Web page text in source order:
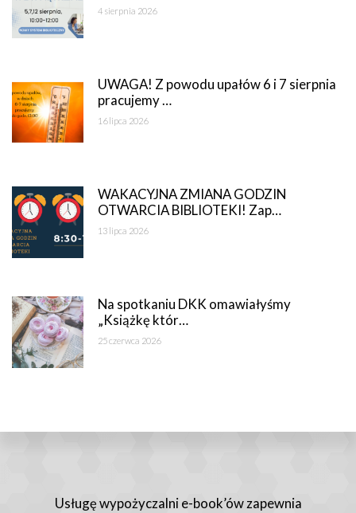
4 sierpnia 2026
UWAGA! Z powodu upałów 6 i 7 sierpnia
pracujemy …
16 lipca 2026
WAKACYJNA ZMIANA GODZIN
OTWARCIA BIBLIOTEKI! Zap…
13 lipca 2026
Na spotkaniu DKK omawiałyśmy
„Książkę któr…
25 czerwca 2026
Usługę wypożyczalni e-book’ów zapewnia